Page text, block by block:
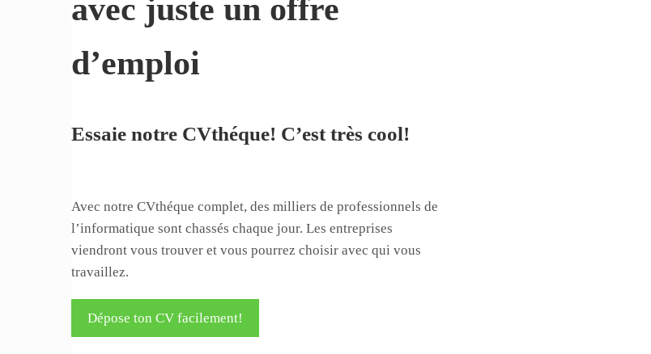
avec juste un offre
d’emploi
Essaie notre CVthéque! C’est très cool!
Avec notre CVthéque complet, des milliers de professionnels de
l’informatique sont chassés chaque jour. Les entreprises
viendront vous trouver et vous pourrez choisir avec qui vous
travaillez.
Dépose ton CV facilement!